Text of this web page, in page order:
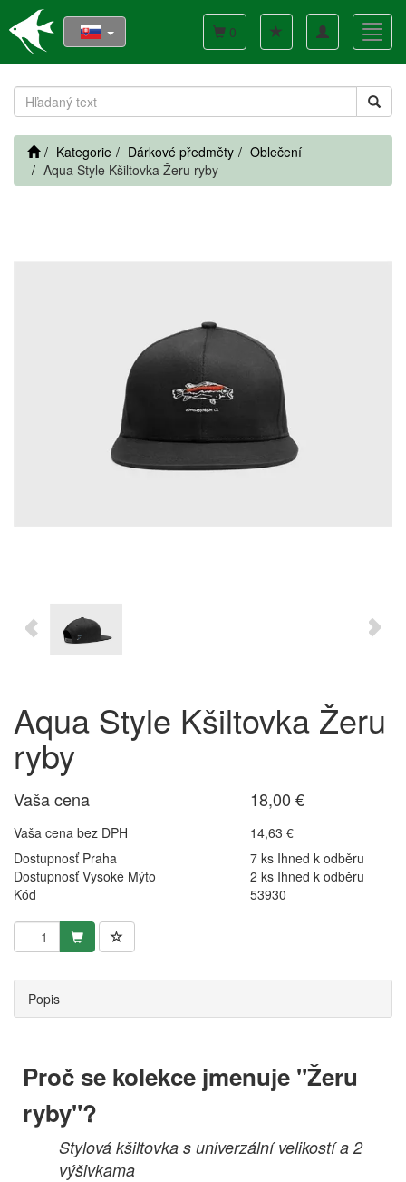
Toggle
navigation
0
Kategorie Dárkové předměty
Oblečení
Aqua Style Kšiltovka Žeru ryby
Aqua Style Kšiltovka Žeru
ryby
Vaša cena 18,00 €
Vaša cena bez DPH
14,63 €
Dostupnosť Praha
7 ks Ihned k odběru
Dostupnosť Vysoké Mýto
2 ks Ihned k odběru
Kód
53930
Popis
Proč se kolekce jmenuje "Žeru
ryby"?
Stylová kšiltovka s univerzální velikostí a 2
výšivkama